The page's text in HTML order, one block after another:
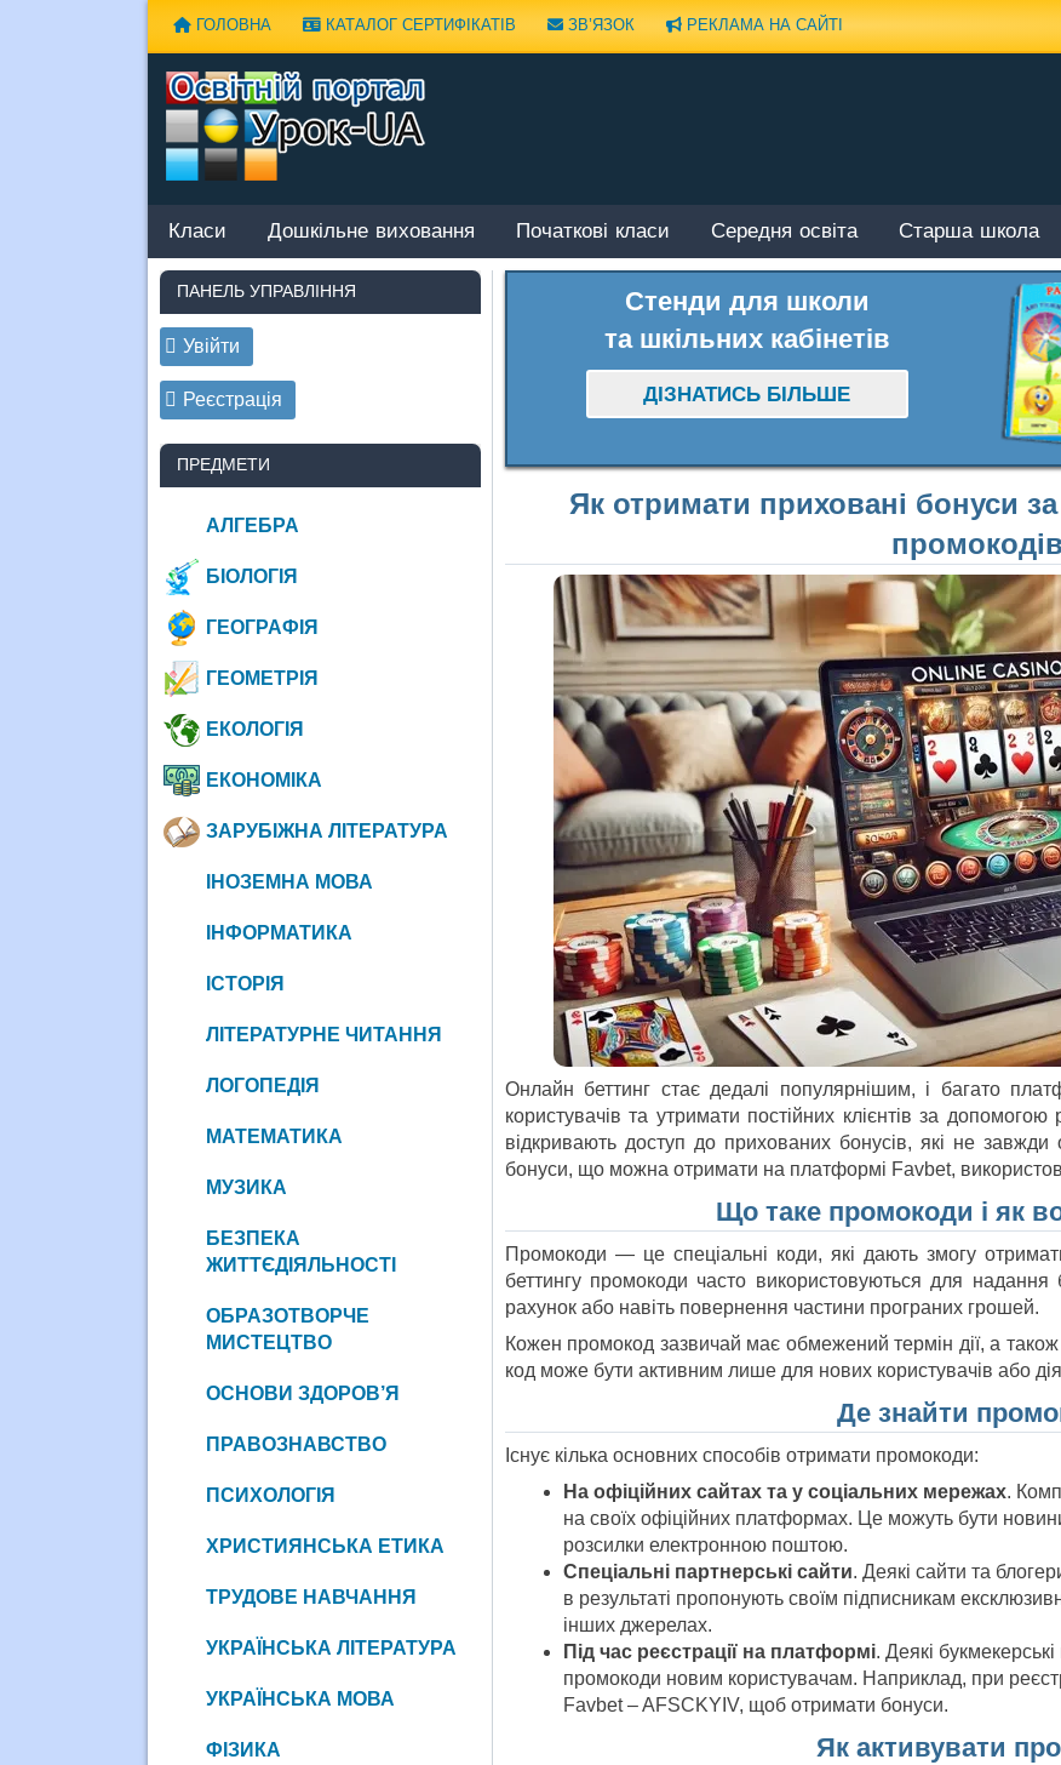
ГОЛОВНА КАТАЛОГ СЕРТИФІКАТІВ ЗВ’ЯЗОК РЕКЛАМА НА САЙТІ
Класи Дошкільне виховання Початкові класи Середня освіта Старша школа
Стенди для школи
та шкільних кабінетів
ДІЗНАТИСЬ БІЛЬШЕ
Як отримати приховані бонуси
Онлайн беттинг стає дедалі популярнішим, і багато
користувачів та утримати постійних клієнтів за допомогою
відкривають доступ до прихованих бонусів, які не
бонуси, що можна отримати на платформі Favbet,
Що таке промокоди і як
Промокоди — це спеціальні коди, які дають змогу
беттингу промокоди часто використовуються для
рахунок або навіть повернення частини програних грошей.
Кожен промокод зазвичай має обмежений термін дії, а
код може бути активним лише для нових користувачів або
Де знайти
Існує кілька основних способів отримати промокоди:
На офіційних сайтах та у соціальних мережах.
на своїх офіційних платформах. Це можуть бути
розсилки електронною поштою.
Спеціальні партнерські сайти. Деякі сайти та
в результаті пропонують своїм підписникам
інших джерелах.
Під час реєстрації на платформі. Деякі
промокоди новим користувачам. Наприклад, при
Favbet – AFSCKYIV, щоб отримати бонуси.
Як активувати
ПАНЕЛЬ УПРАВЛІННЯ
Увійти
Реєстрація
ПРЕДМЕТИ
АЛГЕБРА
БІОЛОГІЯ
ГЕОГРАФІЯ
ГЕОМЕТРІЯ
ЕКОЛОГІЯ
ЕКОНОМІКА
ЗАРУБІЖНА ЛІТЕРАТУРА
ІНОЗЕМНА МОВА
ІНФОРМАТИКА
ІСТОРІЯ
ЛІТЕРАТУРНЕ ЧИТАННЯ
ЛОГОПЕДІЯ
МАТЕМАТИКА
МУЗИКА
БЕЗПЕКА
ЖИТТЄДІЯЛЬНОСТІ
ОБРАЗОТВОРЧЕ
МИСТЕЦТВО
ОСНОВИ ЗДОРОВ’Я
ПРАВОЗНАВСТВО
ПСИХОЛОГІЯ
ХРИСТИЯНСЬКА ЕТИКА
ТРУДОВЕ НАВЧАННЯ
УКРАЇНСЬКА ЛІТЕРАТУРА
УКРАЇНСЬКА МОВА
ФІЗИКА